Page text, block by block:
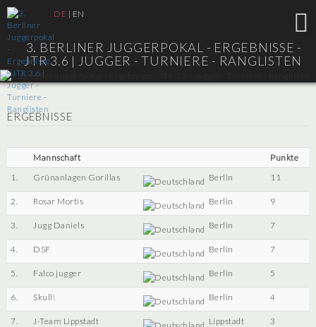
DE | EN
3. BERLINER JUGGERPOKAL - ERGEBNISSE -
JTR 3.6 | JUGGER - TURNIERE - RANGLISTEN
ERGEBNISSE
Mannschaft
Punkte
1.
Grünanlagen Gorillas Berlin 11
2. Rosar Mortis Berlin 9
3. Jugg Daniels Berlin 7
4. DSF Berlin 7
5. Falco jugger Berlin 5
6. Skull! Berlin 4
7. J-Team Lippstadt Lippstadt 3